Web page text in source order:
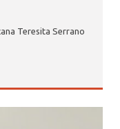
Teresita Serrano